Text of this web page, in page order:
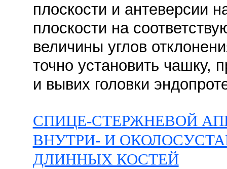
плоскости и антеверсии
плоскости на
величины углов
точно установить чашку,
и вывих головки
СПИЦЕ-СТЕРЖНЕВОЙ
ВНУТРИ- И
ДЛИННЫХ КОСТЕЙ